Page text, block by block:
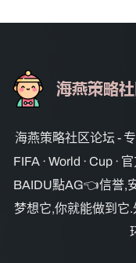
海燕策略社区论坛 -
FIFA · World · Cup ·
BAIDU點AG👈信誉,
梦想它,你就能做到它